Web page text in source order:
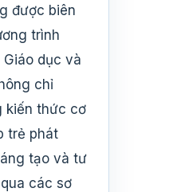
được biên
trình
dục và
chỉ
kiến thức cơ
trẻ phát
tạo và tư
các sơ